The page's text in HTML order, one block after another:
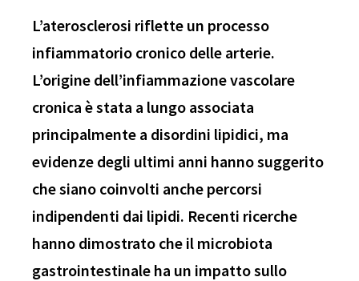
L’aterosclerosi riflette un processo
infiammatorio cronico delle arterie.
L’origine dell’infiammazione vascolare
cronica è stata a lungo associata
principalmente a disordini lipidici, ma
evidenze degli ultimi anni hanno suggerito
che siano coinvolti anche percorsi
indipendenti dai lipidi. Recenti ricerche
hanno dimostrato che il microbiota
gastrointestinale ha un impatto sullo